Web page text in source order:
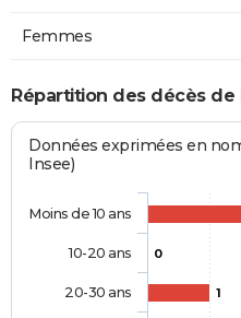
Femmes
Répartition des décès de
Données exprimées en
Insee)
0
1
Moins de 10 ans
10-20 ans
20-30 ans